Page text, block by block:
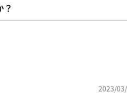
2023/